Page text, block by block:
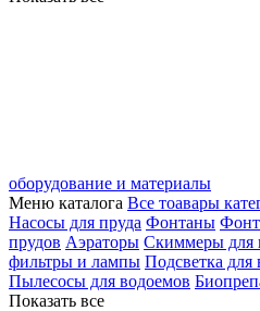
оборудование и материалы
Меню каталога Все тоавары
Насосы для пруда Фонтаны
прудов Аэраторы Скиммеры для
фильтры и лампы Подсветка для
Пылесосы для водоемов
Показать все